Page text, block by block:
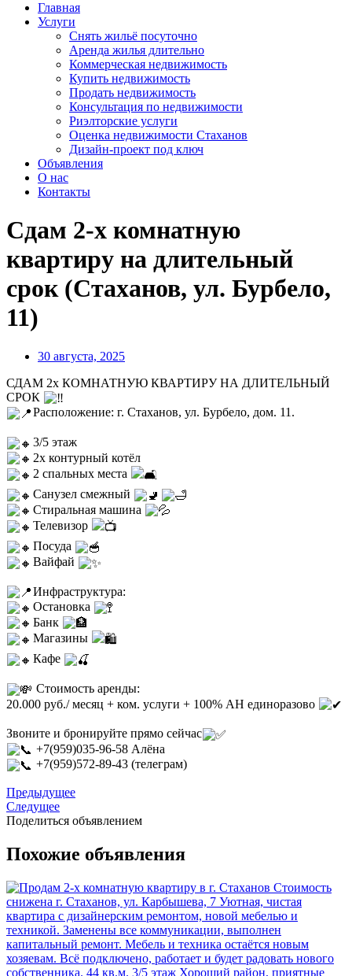
Главная
Услуги
Снять жильё посуточно
Аренда жилья длительно
Коммерческая недвижимость
Купить недвижимость
Продать недвижимость
Консультация по недвижимости
Риэлторские услуги
Оценка недвижимости Стаханов
Дизайн-проект под ключ
Объявления
О нас
Контакты
Сдам 2-х комнатную
квартиру на длительный
срок (Стаханов, ул. Бурбело,
11)
30 августа, 2025
СДАМ 2х КОМНАТНУЮ КВАРТИРУ НА ДЛИТЕЛЬНЫЙ
СРОК
Расположение: г. Стаханов, ул. Бурбело, дом. 11.
3/5 этаж
2х контурный котёл
2 спальных места
Санузел смежный
Стиральная машина
Телевизор
Посуда
Вайфай
Инфраструктура:
Остановка
Банк
Магазины
Кафе
Стоимость аренды:
20.000 руб./ месяц + ком. услуги + 100% АН единоразово
Звоните и бронируйте прямо сейчас
+7(959)035-96-58 Алёна
+7(959)572-89-43 (телеграм)
Предыдущее
Следущее
Поделиться объявлением
Похожие объявления